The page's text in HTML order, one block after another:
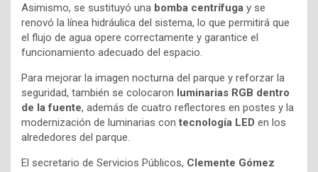
Asimismo, se sustituyó una bomba centrífuga y se
renovó la línea hidráulica del sistema, lo que permitirá que
el flujo de agua opere correctamente y garantice el
funcionamiento adecuado del espacio.
Para mejorar la imagen nocturna del parque y reforzar la
seguridad, también se colocaron luminarias RGB dentro
de la fuente, además de cuatro reflectores en postes y la
modernización de luminarias contecnología LED en los
alrededores del parque.
El secretario de Servicios Públicos, Clemente Gómez